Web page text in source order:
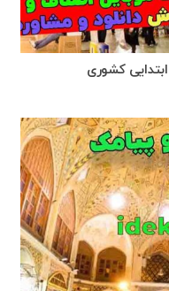
کشوری